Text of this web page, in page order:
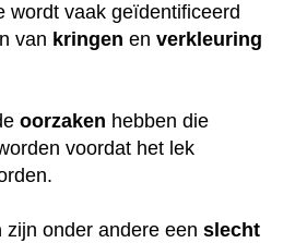
wordt vaak geïdentificeerd
van kringen en verkleuring
oorzaken hebben die
voordat het lek
zijn onder andere een slecht